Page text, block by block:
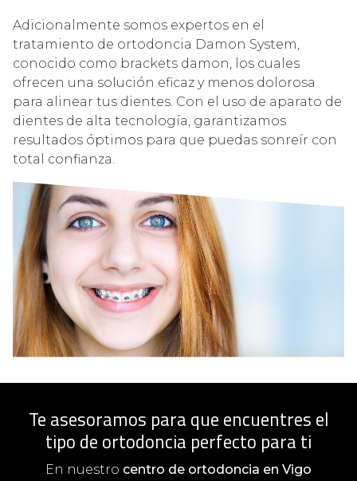
Adicionalmente somos expertos en el
tratamiento de ortodoncia Damon System,
conocido como brackets damon, los cuales
ofrecen una solución eficaz y menos dolorosa
para alinear tus dientes. Con el uso de aparato de
dientes de alta tecnología, garantizamos
resultados óptimos para que puedas sonreír con
total confianza.
Te asesoramos para que encuentres el
tipo de ortodoncia perfecto para ti
En nuestro centro de ortodoncia en Vigo